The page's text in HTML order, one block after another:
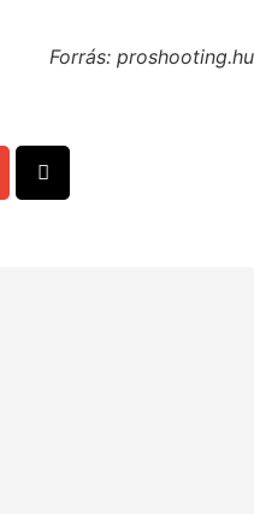
Forrás: proshooting.hu